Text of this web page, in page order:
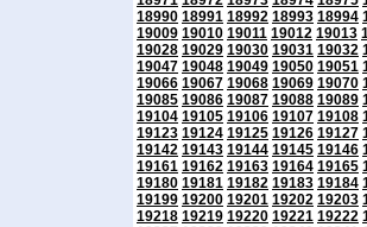
18990 18991 18992 18993 18994
19009 19010 19011 19012 19013
19028 19029 19030 19031 19032
19047 19048 19049 19050 19051
19066 19067 19068 19069 19070
19085 19086 19087 19088 19089
19104 19105 19106 19107 19108
19123 19124 19125 19126 19127
19142 19143 19144 19145 19146
19161 19162 19163 19164 19165
19180 19181 19182 19183 19184
19199 19200 19201 19202 19203
19218 19219 19220 19221 19222